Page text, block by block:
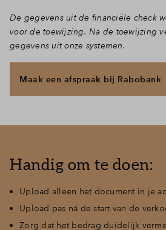
De gegevens uit de financiële check
voor de toewijzing. Na de toewijzing
gegevens uit onze systemen.
Maak een afspraak bij Rabobank
Handig om te doen:
Upload alleen het document in je
Upload pas ná de start van de
Zorg dat het bedrag duidelijk